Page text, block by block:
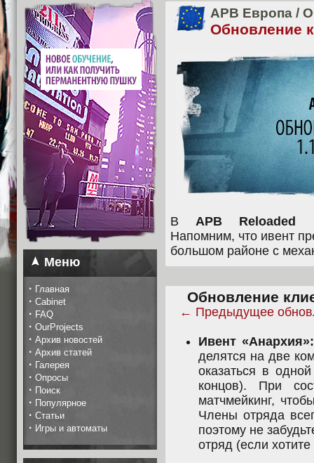
Меню
· Главная
· Cabinet
· FAQ
· OurProjects
· Архив новостей
· Архив статей
· Галерея
· Опросы
· Поиск
· Популярное
· Статьи
· Игры и автоматы
APB Европа /
Обновление
ВAPB Reloaded
Напомним, что ивент
большом районе с
Обновление
← Предыдущее
Ивент «Анархия»:
делятся на две
оказаться в
концов). При
матчмейкинг,
Члены отряда
поэтому не
отряд (если